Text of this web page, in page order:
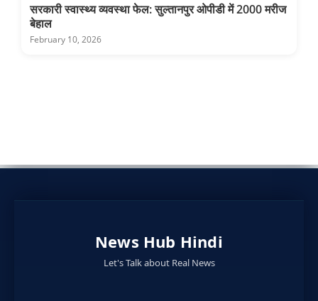
सरकारी स्वास्थ्य व्यवस्था फेल: सुल्तानपुर ओपीडी में 2000 मरीज
बेहाल
February 10, 2026
News Hub Hindi
Let's Talk about Real News